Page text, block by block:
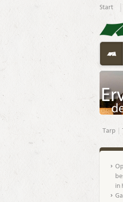
Start
Tarp
in